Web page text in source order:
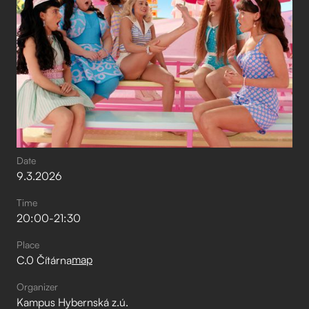
Date
9.3.2026
Time
20:00-21:30
Place
C.0 Čítárnamap
Organizer
Kampus Hybernská z.ú.